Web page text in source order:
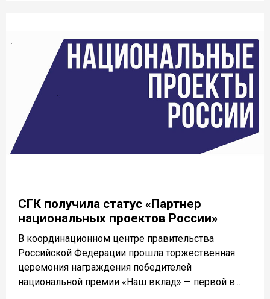
СГК получила статус «Партнер
национальных проектов России»
В координационном центре правительства
Российской Федерации прошла торжественная
церемония награждения победителей
национальной премии «Наш вклад» — первой в...